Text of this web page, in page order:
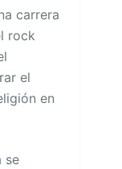
carrera
rock
el
en
se